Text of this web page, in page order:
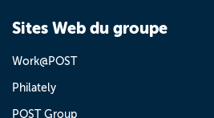
Sites Web du groupe
Work@POST
Philately
POST Group